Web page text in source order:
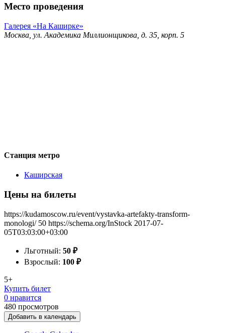
Место проведения
Галерея «На Каширке»
Москва, ул. Академика Миллионщикова, д. 35, корп. 5
Станция метро
Каширская
Цены на билеты
https://kudamoscow.ru/event/vystavka-artefakty-transform-
monologi/ 50 https://schema.org/InStock 2017-07-
05T03:03:00+03:00
Льготный: 50 ₽
Взрослый: 100 ₽
5+
Купить билет
0 нравится
480 просмотров
Добавить в календарь